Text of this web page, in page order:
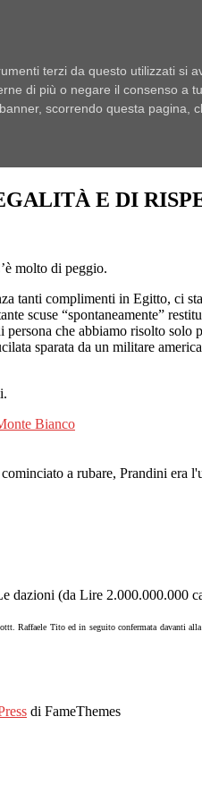
E DI
molto di peggio.
tanti complimenti in Egitto, ci
scuse “spontaneamente”
che abbiamo risolto
sparata da un militare
Bianco
a rubare, Prandini
dazioni (da Lire 2.000.000.000
Raffaele Tito ed in seguito confermata davanti
di FameThemes
terzi da questo utilizzati si
di più o negare il consenso a
scorrendo questa pagina,